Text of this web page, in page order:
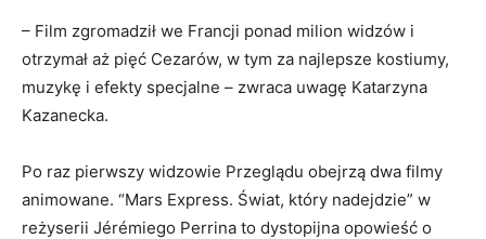
– Film zgromadził we Francji ponad milion widzów i
otrzymał aż pięć Cezarów, w tym za najlepsze kostiumy,
muzykę i efekty specjalne – zwraca uwagę Katarzyna
Kazanecka.
Po raz pierwszy widzowie Przeglądu obejrzą dwa filmy
animowane. “Mars Express. Świat, który nadejdzie” w
reżyserii Jérémiego Perrina to dystopijna opowieść o